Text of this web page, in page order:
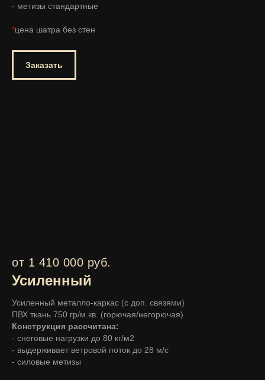
- метизы стандартные
*цена шатра без стен
Заказать
от 1 410 000 руб.
Усиленный
Усиленный металло-каркас (с доп. связями)
ПВХ ткань 750 гр/м.кв. (горючая/негорючая)
Конструкция рассчитана:
- снеговые нагрузки до 80 кг/м2
- выдерживает ветровой поток до 28 м/с
- силовые метизы